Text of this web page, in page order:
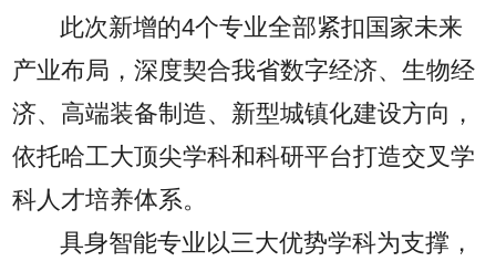
此次新增的4个专业全部紧扣国家未来
产业布局，深度契合我省数字经济、生物经
济、高端装备制造、新型城镇化建设方向，
依托哈工大顶尖学科和科研平台打造交叉学
科人才培养体系。
具身智能专业以三大优势学科为支撑，